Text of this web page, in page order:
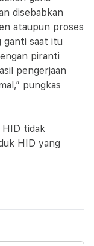
disebabkan
ataupun proses
ganti saat itu
piranti
pengerjaan
pungkas
HID tidak
HID yang